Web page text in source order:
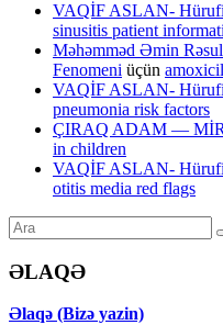
VAQİF ASLAN-
sinusitis patient
Məhəmməd Əmin
Fenomeni üçün
VAQİF ASLAN-
pneumonia risk factors
ÇIRAQ ADAM —
in children
VAQİF ASLAN-
otitis media red flags
ƏLAQƏ
Əlaqə (Bizə yazin)